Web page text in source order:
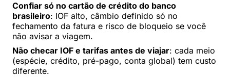
Confiar só no cartão de crédito do banco
brasileiro: IOF alto, câmbio definido só no
fechamento da fatura e risco de bloqueio se você
não avisar a viagem.
Não checar IOF e tarifas antes de viajar: cada meio
(espécie, crédito, pré-pago, conta global) tem custo
diferente.